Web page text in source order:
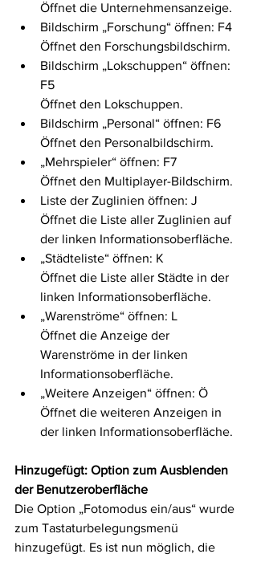
Öffnet die Unternehmensanzeige.
Bildschirm „Forschung“ öffnen: F4
Öffnet den Forschungsbildschirm.
Bildschirm „Lokschuppen“ öffnen:
F5
Öffnet den Lokschuppen.
Bildschirm „Personal“ öffnen: F6
Öffnet den Personalbildschirm.
„Mehrspieler“ öffnen: F7
Öffnet den Multiplayer-Bildschirm.
Liste der Zuglinien öffnen: J
Öffnet die Liste aller Zuglinien auf
der linken Informationsoberfläche.
„Städteliste“ öffnen: K
Öffnet die Liste aller Städte in der
linken Informationsoberfläche.
„Warenströme“ öffnen: L
Öffnet die Anzeige der
Warenströme in der linken
Informationsoberfläche.
„Weitere Anzeigen“ öffnen: Ö
Öffnet die weiteren Anzeigen in
der linken Informationsoberfläche.
Hinzugefügt: Option zum Ausblenden
der Benutzeroberfläche
Die Option „Fotomodus ein/aus“ wurde
zum Tastaturbelegungsmenü
hinzugefügt. Es ist nun möglich, die